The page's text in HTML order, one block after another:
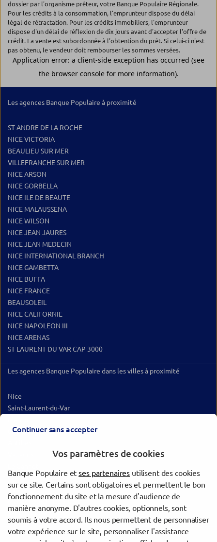
dossier par l'organisme prêteur, votre Banque Populaire Régionale.
Pour les crédits à la consommation, l'emprunteur dispose du délai
légal de rétractation. Pour les crédits immobiliers, l'emprunteur
dispose d'un délai de réflexion de dix jours avant d'accepter l'offre de
crédit. La vente est subordonnée à l'obtention du prêt. Si celui-ci n'est
pas obtenu, le vendeur doit rembourser les sommes versées.
Les agences Banque Populaire à proximité
ST ANDRE DE LA ROCHE
NICE VICTORIA
BEAULIEU SUR MER
VILLEFRANCHE SUR MER
NICE ARSON
NICE GORBELLA
NICE ILE DE BEAUTE
NICE MALAUSSENA
NICE WILSON
NICE JEAN JAURES
NICE JEAN MEDECIN
NICE INTERNATIONAL BRANCH
NICE GAMBETTA
NICE BUFFA
NICE FRANCE
BEAUSOLEIL
NICE CALIFORNIE
NICE NAPOLEON III
NICE ARENAS
ST LAURENT DU VAR CAP 3000
Les agences Banque Populaire dans les villes à proximité
Nice
Saint-Laurent-du-Var
Cagnes-sur-Mer
Grasse
Cannes
Mandelieu-la-Napoule
Saint-Raphaël
Continuer sans accepter
Vos paramètres de cookies
Banque Populaire etses partenaires utilisent des cookies
sur ce site. Certains sont obligatoires et permettent le bon
fonctionnement du site et la mesure d'audience de
manière anonyme. D'autres cookies, optionnels, sont
soumis à votre accord. Ils nous permettent de personnaliser
votre expérience sur le site, personnaliser l'assistance